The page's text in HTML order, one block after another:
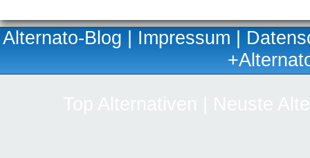
Alternato-Blog | Impressum |